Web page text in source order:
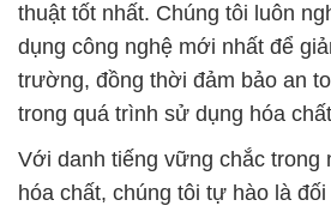
thuật tốt nhất. Chúng tôi luôn
dụng công nghệ mới nhất để
trường, đồng thời đảm bảo an
trong quá trình sử dụng hóa
Với danh tiếng vững chắc trong
hóa chất, chúng tôi tự hào là